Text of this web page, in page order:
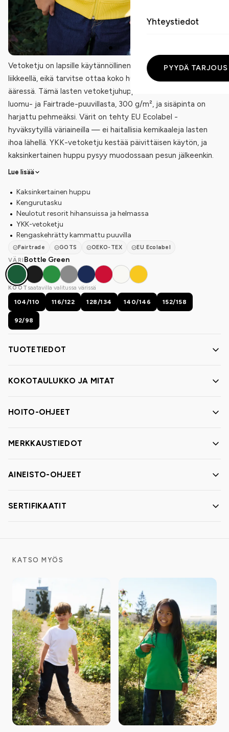
Yhteystiedot
PYYDÄ TARJOUS
Vetoketju on lapsille käytännöllinen: sen saa auki yhdellä
liikkeellä, eikä tarvitse ottaa koko hupparia pois pöydän
ääressä. Tämä lasten vetoketjuhuppari on ommeltu 100 %
luomu- ja Fairtrade-puuvillasta, 300 g/m², ja sisäpinta on
harjattu pehmeäksi. Värit on tehty EU Ecolabel -
hyväksytyillä väriaineilla — ei haitallisia kemikaaleja lasten
ihoa lähellä. YKK-vetoketju kestää päivittäisen käytön, ja
kaksinkertainen huppu pysyy muodossaan pesun jälkeenkin.
Lue lisää
Kaksinkertainen huppu
Kengurutasku
Neulotut resorit hihansuissa ja helmassa
YKK-vetoketju
Rengaskehrätty kammattu puuvilla
Fairtrade GOTS OEKO-TEX
EU Ecolabel
VÄRI Bottle Green
KOOT saatavilla valitussa värissä
104/110
116/122 128/134 140/146 152/158
92/98
TUOTETIEDOT
KOKOTAULUKKO JA MITAT
HOITO-OHJEET
MERKKAUSTIEDOT
AINEISTO-OHJEET
SERTIFIKAATIT
KATSO MYÖS